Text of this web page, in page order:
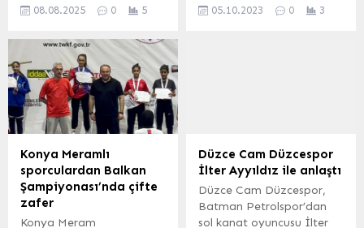
Belediyesi...
yüzme yarışlarına katıldı.
İstanbul’un ev sahipliğinde
arasında gerçekleştirilecek
olan Türk Devletleri Özel
Sporcular Spor
Federasyonu Down
Sendromlular Spor
Oyunlarına katılacak.
NEVŞEHİR (İGFA) –
Azerbaycan, Kazakistan,
Kırgızistan, Özbekistan,
Kuzey Kıbrıs Türk
08.08.2025 0 5
ev sahipliği yapacak.
dereceye girmek için
yarışacaklar. 14 Ekim
Cumartesi günü sabah
09.00’da Saraylı’nın...
05.10.2023 0 3
Konya Meramlı
sporculardan Balkan
Şampiyonası’nda çifte
zafer
Konya Meram
Düzce Cam Düzcespor
İlter Ayyıldız ile anlaştı
Düzce Cam Düzcespor,
Batman Petrolspor’dan
sol kanat oyuncusu İlter